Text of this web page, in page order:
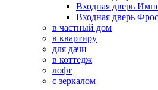
Входная дверь
Входная дверь
в частный дом
в квартиру
для дачи
в коттедж
лофт
с зеркалом